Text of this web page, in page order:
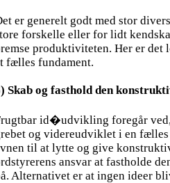
er generelt godt med stor
forskelle eller for lidt
produktiviteten. Her er det
fælles fundament.
Skab og fasthold den
id�udvikling foregår
og videreudviklet i en
til at lytte og give
ansvar at fastholde
Alternativet er at ingen ideer